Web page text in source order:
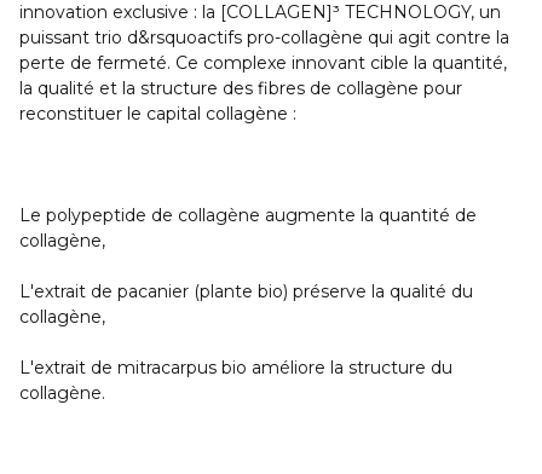
innovation exclusive : la [COLLAGEN]³ TECHNOLOGY, un
puissant trio d&rsquoactifs pro-collagène qui agit contre la
perte de fermeté. Ce complexe innovant cible la quantité,
la qualité et la structure des fibres de collagène pour
reconstituer le capital collagène :
Le polypeptide de collagène augmente la quantité de
collagène,
L'extrait de pacanier (plante bio) préserve la qualité du
collagène,
L'extrait de mitracarpus bio améliore la structure du
collagène.